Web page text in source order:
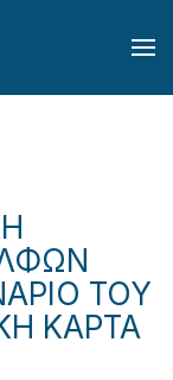
ΤΟΥ
ΚΑΡΤΑ